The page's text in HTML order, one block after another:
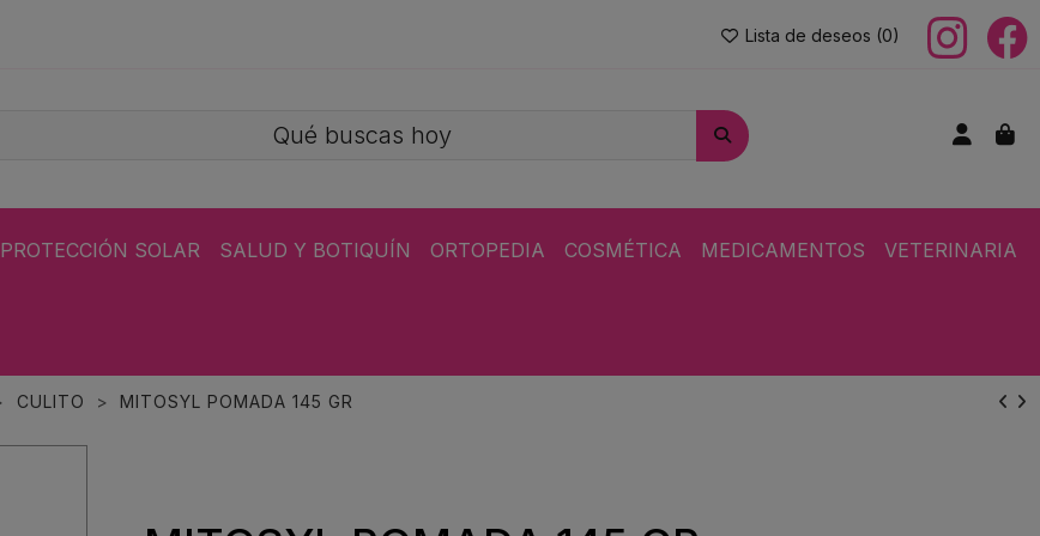
Lista de deseos (0)
PROTECCIÓN SOLAR SALUD Y BOTIQUÍN ORTOPEDIA COSMÉTICA MEDICAMENTOS VETERINARIA
CULITO MITOSYL POMADA 145 GR